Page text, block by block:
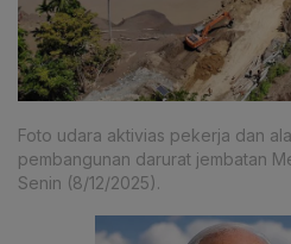
Foto udara aktivias pekerja dan
pembangunan darurat jembatan
Senin (8/12/2025).